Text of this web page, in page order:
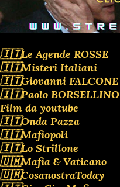
🇮🇹Le Agende ROSSE
🇮🇹Misteri Italiani
🇮🇹Giovanni FALCONE
🇮🇹Paolo BORSELLINO
Film da youtube
🇮🇹Onda Pazza
🇮🇹Mafiopoli
🇮🇹Lo Strillone
🇺🇲Mafia & Vaticano
🇺🇲CosanostraToday